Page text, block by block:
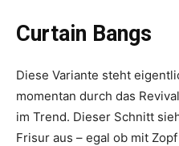
Curtain Bangs
Diese Variante steht
momentan durch das
im Trend. Dieser Schnitt
Frisur aus – egal ob mit